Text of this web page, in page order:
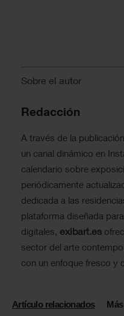
Sobre el autor
Redacción
A través de la
un canal dinámico en
calendario sobre
periódicamente
dedicada a las
plataforma diseñada
digitales, exibart.es
sector del arte
con un enfoque fresco y
Artículo relacionados